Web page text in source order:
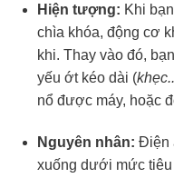
Hiện tượng: Khi
chìa khóa, động cơ
khi. Thay vào đó,
yếu ớt kéo dài (
nổ được máy, hoặc
Nguyên nhân: Điện
xuống dưới mức